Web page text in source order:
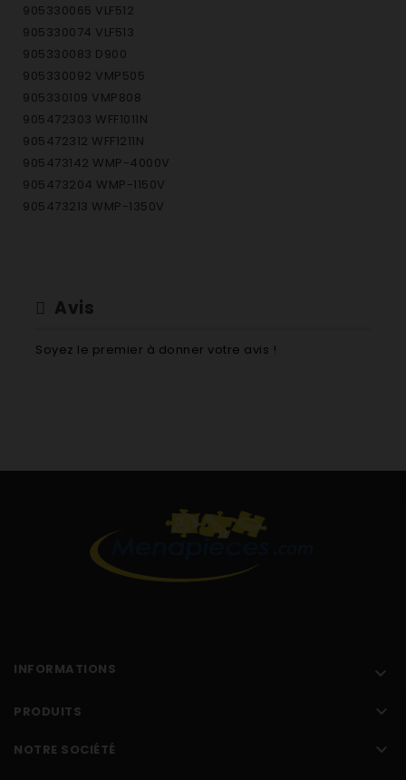
905330065 VLF512
905330074 VLF513
905330083 D900
905330092 VMP505
905330109 VMP808
905472303 WFF1011N
905472312 WFF1211N
905473142 WMP-4000V
905473204 WMP-1150V
905473213 WMP-1350V
905690014 583F
Avis
Soyez le premier à donner votre avis !
INFORMATIONS 
PRODUITS 
NOTRE SOCIÉTÉ 